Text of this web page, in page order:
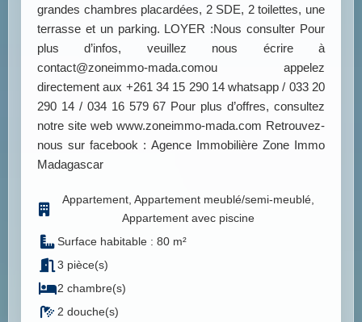
grandes chambres placardées, 2 SDE, 2 toilettes, une
terrasse et un parking. LOYER :Nous consulter Pour
plus d’infos, veuillez nous écrire à
contact@zoneimmo-mada.comou appelez
directement aux +261 34 15 290 14 whatsapp / 033 20
290 14 / 034 16 579 67 Pour plus d’offres, consultez
notre site web www.zoneimmo-mada.com Retrouvez-
nous sur facebook : Agence Immobilière Zone Immo
Madagascar
Appartement, Appartement meublé/semi-meublé,
Appartement avec piscine
Surface habitable : 80 m²
3 pièce(s)
2 chambre(s)
2 douche(s)